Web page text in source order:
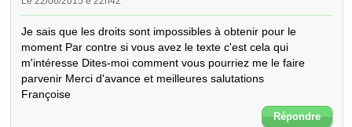
Je sais que les droits sont impossibles à obtenir pour le
moment Par contre si vous avez le texte c'est cela qui
m'intéresse Dites-moi comment vous pourriez me le faire
parvenir Merci d'avance et meilleures salutations
Françoise
Répondre